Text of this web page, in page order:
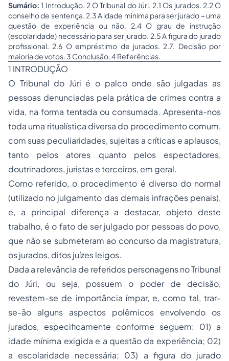
Sumário:1 Introdução. 2 O Tribunal do Júri. 2.1 Os jurados. 2.2 O
conselho de sentença. 2.3 A idade mínima para ser jurado – uma
questão de experiência ou não. 2.4 O grau de instrução
(escolaridade) necessário para ser jurado. 2.5 A figura do jurado
profissional. 2.6 O empréstimo de jurados. 2.7. Decisão por
maioria de votos. 3 Conclusão. 4 Referências.
1 INTRODUÇÃO
O Tribunal do Júri é o palco onde são julgadas as
pessoas denunciadas pela prática de crimes contra a
vida, na forma tentada ou consumada. Apresenta-nos
toda uma ritualística diversa do procedimento comum,
com suas peculiaridades, sujeitas a críticas e aplausos,
tanto pelos atores quanto pelos espectadores,
doutrinadores, juristas e terceiros, em geral.
Como referido, o procedimento é diverso do normal
(utilizado no julgamento das demais infrações penais),
e, a principal diferença a destacar, objeto deste
trabalho, é o fato de ser julgado por pessoas do povo,
que não se submeteram ao concurso da magistratura,
os jurados, ditos juízes leigos.
Dada a relevância de referidos personagens no Tribunal
do Júri, ou seja, possuem o poder de decisão,
revestem-se de importância ímpar, e, como tal, trar-
se-ão alguns aspectos polêmicos envolvendo os
jurados, especificamente conforme seguem: 01) a
idade mínima exigida e a questão da experiência; 02)
a escolaridade necessária; 03) a figura do jurado